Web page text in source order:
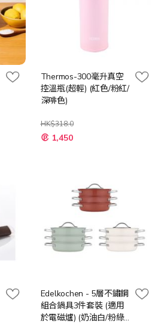
Thermos-300毫升真空
控溫瓶(超輕) (紅色/粉紅/
深啡色)
HK$318.0
1,450
Edelkochen - 5層不鏽鋼
組合鍋具3件套裝 (適用
於電磁爐) (奶油白/粉綠/